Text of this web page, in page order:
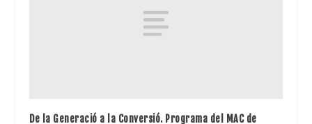
De la Generació a la Conversió. Programa del MAC de